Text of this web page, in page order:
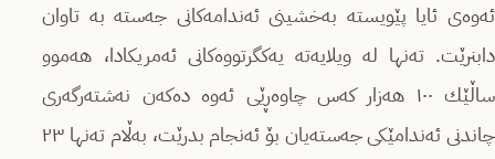
ئه‌وه‌ی ئایا پێویسته‌ به‌خشینی ئه‌ندامه‌كانی جه‌سته‌ به‌ تاوان
دابنرێت. ته‌نها له‌ ویلایه‌ته‌ یه‌كگرتووه‌كانی ئه‌مریكادا، هه‌موو
ساڵێك ١٠٠ هه‌زار كه‌س چاوه‌ڕێی ئه‌وه‌ ده‌كه‌ن نه‌شته‌رگه‌ری
چاندنی ئه‌ندامێكی جه‌سته‌یان بۆ ئه‌نجام بدرێت، به‌ڵام ته‌نها ٢٣